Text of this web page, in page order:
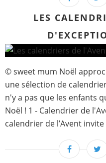
LES
© sweet mum Noël
une sélection de
n'y a pas que les enfants
Noël ! 1 - Calendrier de
calendrier de l’Avent invite